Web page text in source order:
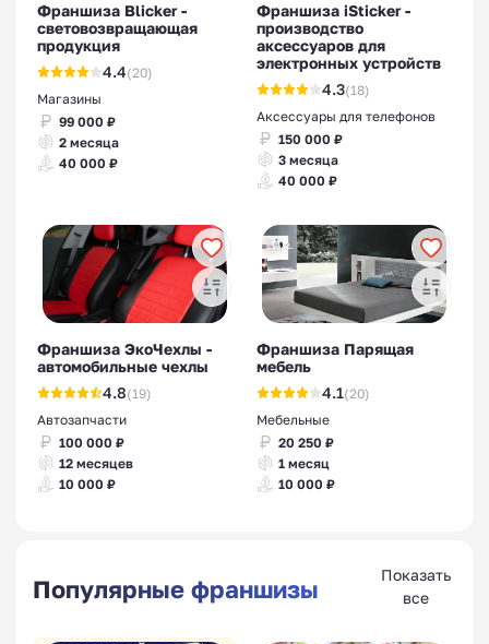
Франшиза Blicker -
световозвращающая
продукция
4.4(20)
Магазины
99 000 ₽
2 месяца
40 000 ₽
Франшиза iSticker -
производство
аксессуаров для
электронных устройств
4.3(18)
Аксессуары для телефонов
150 000 ₽
3 месяца
40 000 ₽
Франшиза ЭкоЧехлы -
автомобильные чехлы
4.8(19)
Автозапчасти
100 000 ₽
12 месяцев
10 000 ₽
Франшиза Парящая
мебель
4.1(20)
Мебельные
20 250 ₽
1 месяц
10 000 ₽
Популярные франшизы
Показать
все